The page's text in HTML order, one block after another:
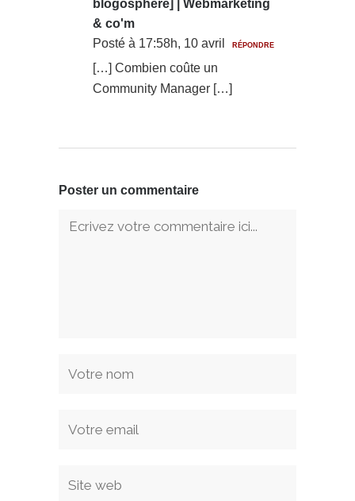
blogosphère] | Webmarketing
& co'm
Posté à 17:58h, 10 avril
RÉPONDRE
[…] Combien coûte un
Community Manager […]
Poster un commentaire